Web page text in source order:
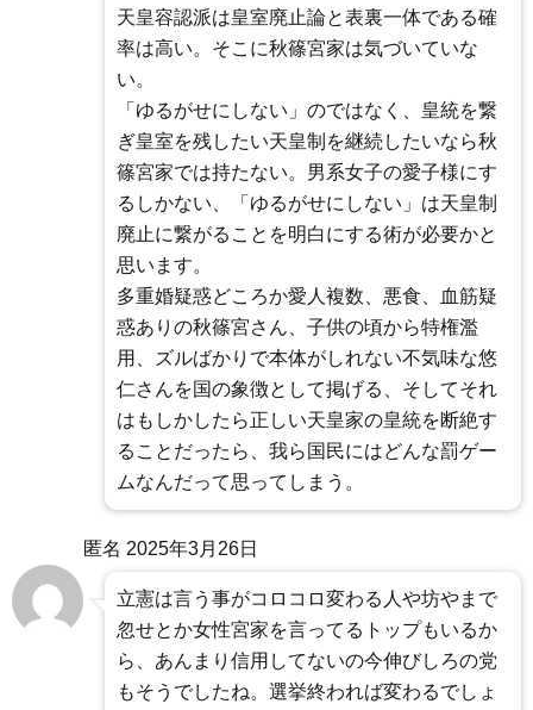
天皇容認派は皇室廃止論と表裏一体である確
率は高い。そこに秋篠宮家は気づいていな
い。
「ゆるがせにしない」のではなく、皇統を繋
ぎ皇室を残したい天皇制を継続したいなら秋
篠宮家では持たない。男系女子の愛子様にす
るしかない、「ゆるがせにしない」は天皇制
廃止に繋がることを明白にする術が必要かと
思います。
多重婚疑惑どころか愛人複数、悪食、血筋疑
惑ありの秋篠宮さん、子供の頃から特権濫
用、ズルばかりで本体がしれない不気味な悠
仁さんを国の象徴として掲げる、そしてそれ
はもしかしたら正しい天皇家の皇統を断絶す
ることだったら、我ら国民にはどんな罰ゲー
ムなんだって思ってしまう。
匿名 2025年3月26日
立憲は言う事がコロコロ変わる人や坊やまで
忽せとか女性宮家を言ってるトップもいるか
ら、あんまり信用してないの今伸びしろの党
もそうでしたね。選挙終われば変わるでしょ